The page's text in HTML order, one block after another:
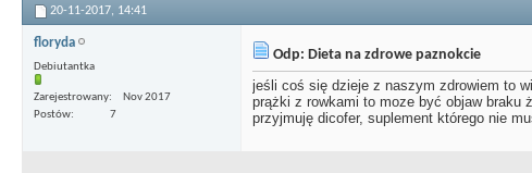
20-11-2017, 14:41
floryda
Debiutantka
Zarejestrowany
Nov 2017
Postów
7
Odp: Dieta na zdrowe paznokcie
jeśli coś się dzieje z naszym zdrowiem to
prążki z rowkami to moze być objaw braku
przyjmuję dicofer, suplement którego nie